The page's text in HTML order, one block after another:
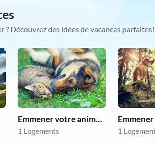
? Découvrez des idées de vacances parfaites!
Emmener votre animal en vacances
1 Logements 1